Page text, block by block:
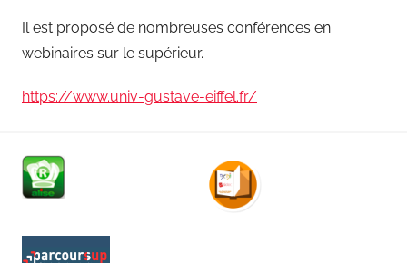
Il est proposé de nombreuses conférences en
webinaires sur le supérieur.
https://www.univ-gustave-eiffel.fr/